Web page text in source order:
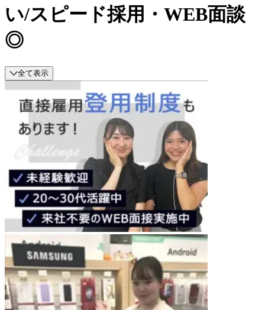
い/スピード採用・WEB面談
◎
全て表示